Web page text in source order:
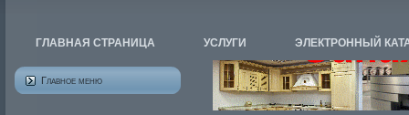
ГЛАВНАЯ СТРАНИЦА УСЛУГИ ЭЛЕКТРОННЫЙ
Главное меню